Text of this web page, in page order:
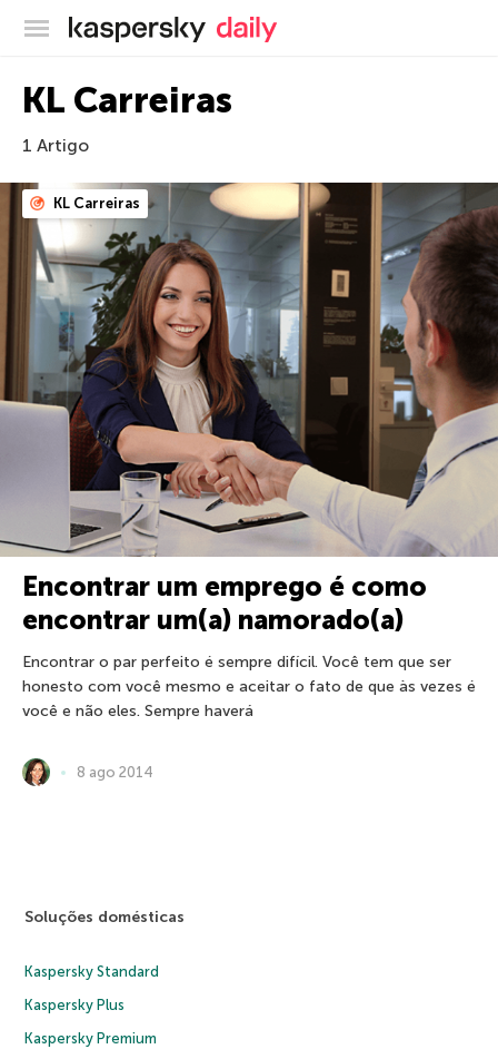
Blog oficial da Kaspersky
KL Carreiras
1 Artigo
KL Carreiras
Encontrar um emprego é como
encontrar um(a) namorado(a)
Encontrar o par perfeito é sempre difícil. Você tem que ser
honesto com você mesmo e aceitar o fato de que às vezes é
você e não eles. Sempre haverá
8 ago 2014
Soluções domésticas
Kaspersky Standard
Kaspersky Plus
Kaspersky Premium